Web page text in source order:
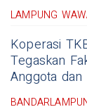
LAMPUNG
Koperasi
Tegaskan
Anggota dan